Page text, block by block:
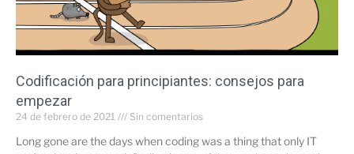
Codificación para principiantes: consejos para
empezar
24 de febrero de 2021 Sin comentarios
Long gone are the days when coding was a thing that only IT